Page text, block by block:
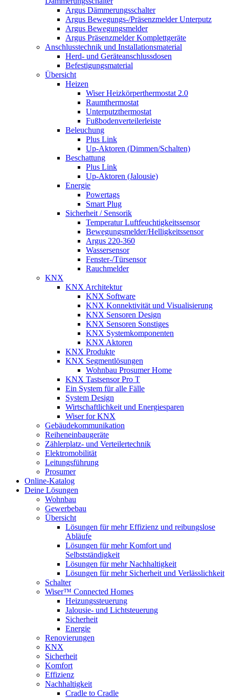
Argus Dämmerungsschalter
Argus Bewegungs-/Präsenzmelder Unterputz
Argus Bewegungsmelder
Argus Präsenzmelder Komplettgeräte
Anschlusstechnik und Installationsmaterial
Herd- und Geräteanschlussdosen
Befestigungsmaterial
Übersicht
Heizen
Wiser Heizkörperthermostat 2.0
Raumthermostat
Unterputzthermostat
Fußbodenverteilerleiste
Beleuchung
Plus Link
Up-Aktoren (Dimmen/Schalten)
Beschattung
Plus Link
Up-Aktoren (Jalousie)
Energie
Powertags
Smart Plug
Sicherheit / Sensorik
Temperatur Luftfeuchtigkeitssensor
Bewegungsmelder/Helligkeitssensor
Argus 220-360
Wassersensor
Fenster-/Türsensor
Rauchmelder
KNX
KNX Architektur
KNX Software
KNX Konnektivität und Visualisierung
KNX Sensoren Design
KNX Sensoren Sonstiges
KNX Systemkomponenten
KNX Aktoren
KNX Produkte
KNX Segmentlösungen
Wohnbau Prosumer Home
KNX Tastsensor Pro T
Ein System für alle Fälle
System Design
Wirtschaftlichkeit und Energiesparen
Wiser for KNX
Gebäudekommunikation
Reiheneinbaugeräte
Zählerplatz- und Verteilertechnik
Elektromobilität
Leitungsführung
Prosumer
Online-Katalog
Deine Lösungen
Wohnbau
Gewerbebau
Übersicht
Lösungen für mehr Effizienz und reibungslose
Abläufe
Lösungen für mehr Komfort und
Selbstständigkeit
Lösungen für mehr Nachhaltigkeit
Lösungen für mehr Sicherheit und Verlässlichkeit
Schalter
Wiser™ Connected Homes
Heizungssteuerung
Jalousie- und Lichtsteuerung
Sicherheit
Energie
Renovierungen
KNX
Sicherheit
Komfort
Effizienz
Nachhaltigkeit
Cradle to Cradle